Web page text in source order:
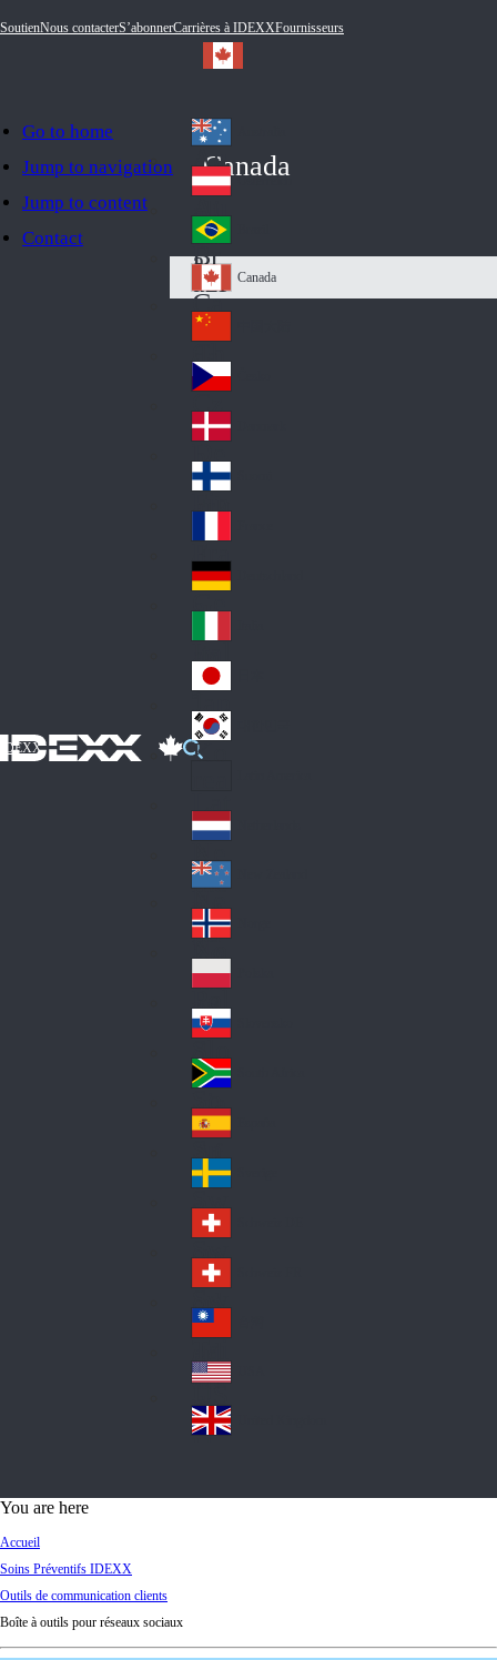
Go to home
Jump to navigation
Jump to content
Contact
SoutienNous contacterS’abonnerCarrières à IDEXXFournisseurs
IDEXX
Canada
Au
str
ali
a
Au
stri
a
Br
azi
l
Ca
na
da
Canada
Ch
ina
Cz
ec
h
De
nm
ark
Fin
d
Fra
nc
e
Ge
an
y
Ital
y
Jap
an
Ko
Lat
in
A
me
ric
a
Ne
the
rla
nd
s
Ne
w
Ze
ala
nd
No
rw
ay
Pol
an
d
Slo
va
kia
So
uth
Af
ric
a
Sp
ain
Sw
ed
en
Sw
itz
erl
an
d
Sw
itz
erl
an
d
wa
n
A
d
You are here
Accueil
Soins Préventifs IDEXX
Outils de communication clients
Boîte à outils pour réseaux sociaux